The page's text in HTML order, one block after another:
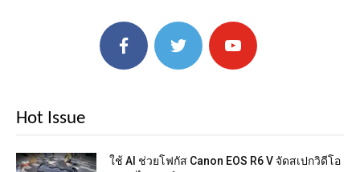
Hot Issue
ใช้ AI ช่วยโฟกัส Canon EOS R6 V จัดสเปกวิดีโอ